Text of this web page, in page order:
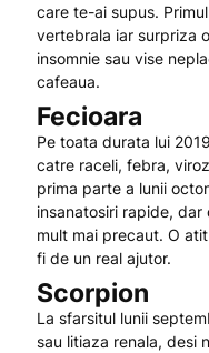
care te-ai supus.
vertebrala iar surpriza
insomnie sau vise
cafeaua.
Fecioara
Pe toata durata lui
catre raceli, febra,
prima parte a lunii
insanatosiri rapide,
mult mai precaut. O
fi de un real ajutor.
Scorpion
La sfarsitul lunii
sau litiaza renala, desi